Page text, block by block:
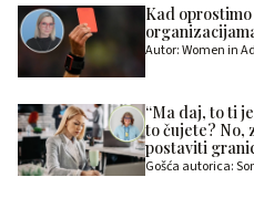
Kad
Autor: Women in
“Ma daj, to ti
to čujete? No,
postaviti
Gošća autorica: